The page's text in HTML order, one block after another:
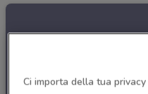
Ci importa della tua privacy